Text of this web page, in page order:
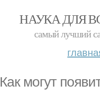
НАУКА ДЛЯ
самый лучший
Как могут